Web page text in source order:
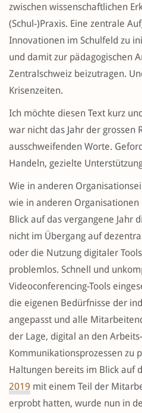
zwischen wissenschaftlichen
(Schul-)Praxis. Eine zentrale
Innovationen im Schulfeld zu
und damit zur pädagogischen
Zentralschweiz beizutragen.
Krisenzeiten.
Ich möchte diesen Text kurz
war nicht das Jahr der grossen
ausschweifenden Worte.
Handeln, gezielte
Wie in anderen
wie in anderen
Blick auf das vergangene Jahr
nicht im Übergang auf
oder die Nutzung digitaler
problemlos. Schnell und
Videoconferencing-Tools
die eigenen Bedürfnisse der
angepasst und alle
der Lage, digital an den
Kommunikationsprozessen zu
Haltungen bereits im Blick auf
2019 mit einem Teil der
erprobt hatten, wurde nun in